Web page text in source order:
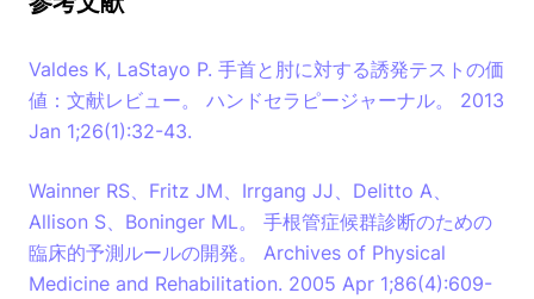
Valdes K, LaStayo P. 手首と肘に対する誘発テストの価
値：文献レビュー。 ハンドセラピージャーナル。 2013
Jan 1;26(1):32-43.
Wainner RS、Fritz JM、Irrgang JJ、Delitto A、
Allison S、Boninger ML。 手根管症候群診断のための
臨床的予測ルールの開発。 Archives of Physical
Medicine and Rehabilitation. 2005 Apr 1;86(4):609-